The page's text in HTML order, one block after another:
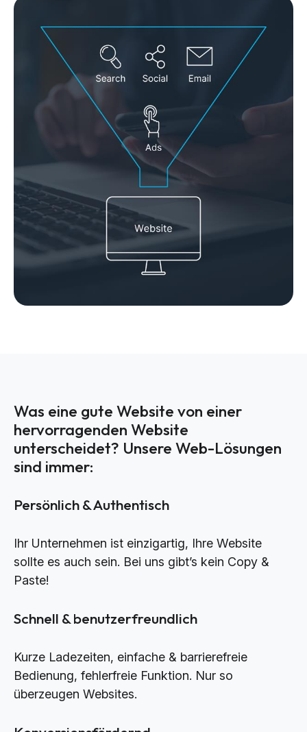
Was eine gute Website von einer
hervorragenden Website
unterscheidet? Unsere Web-Lösungen
sind immer:
Persönlich & Authentisch
Ihr Unternehmen ist einzigartig, Ihre Website
sollte es auch sein. Bei uns gibt’s kein Copy &
Paste!
Schnell & benutzerfreundlich
Kurze Ladezeiten, einfache & barrierefreie
Bedienung, fehlerfreie Funktion. Nur so
überzeugen Websites.